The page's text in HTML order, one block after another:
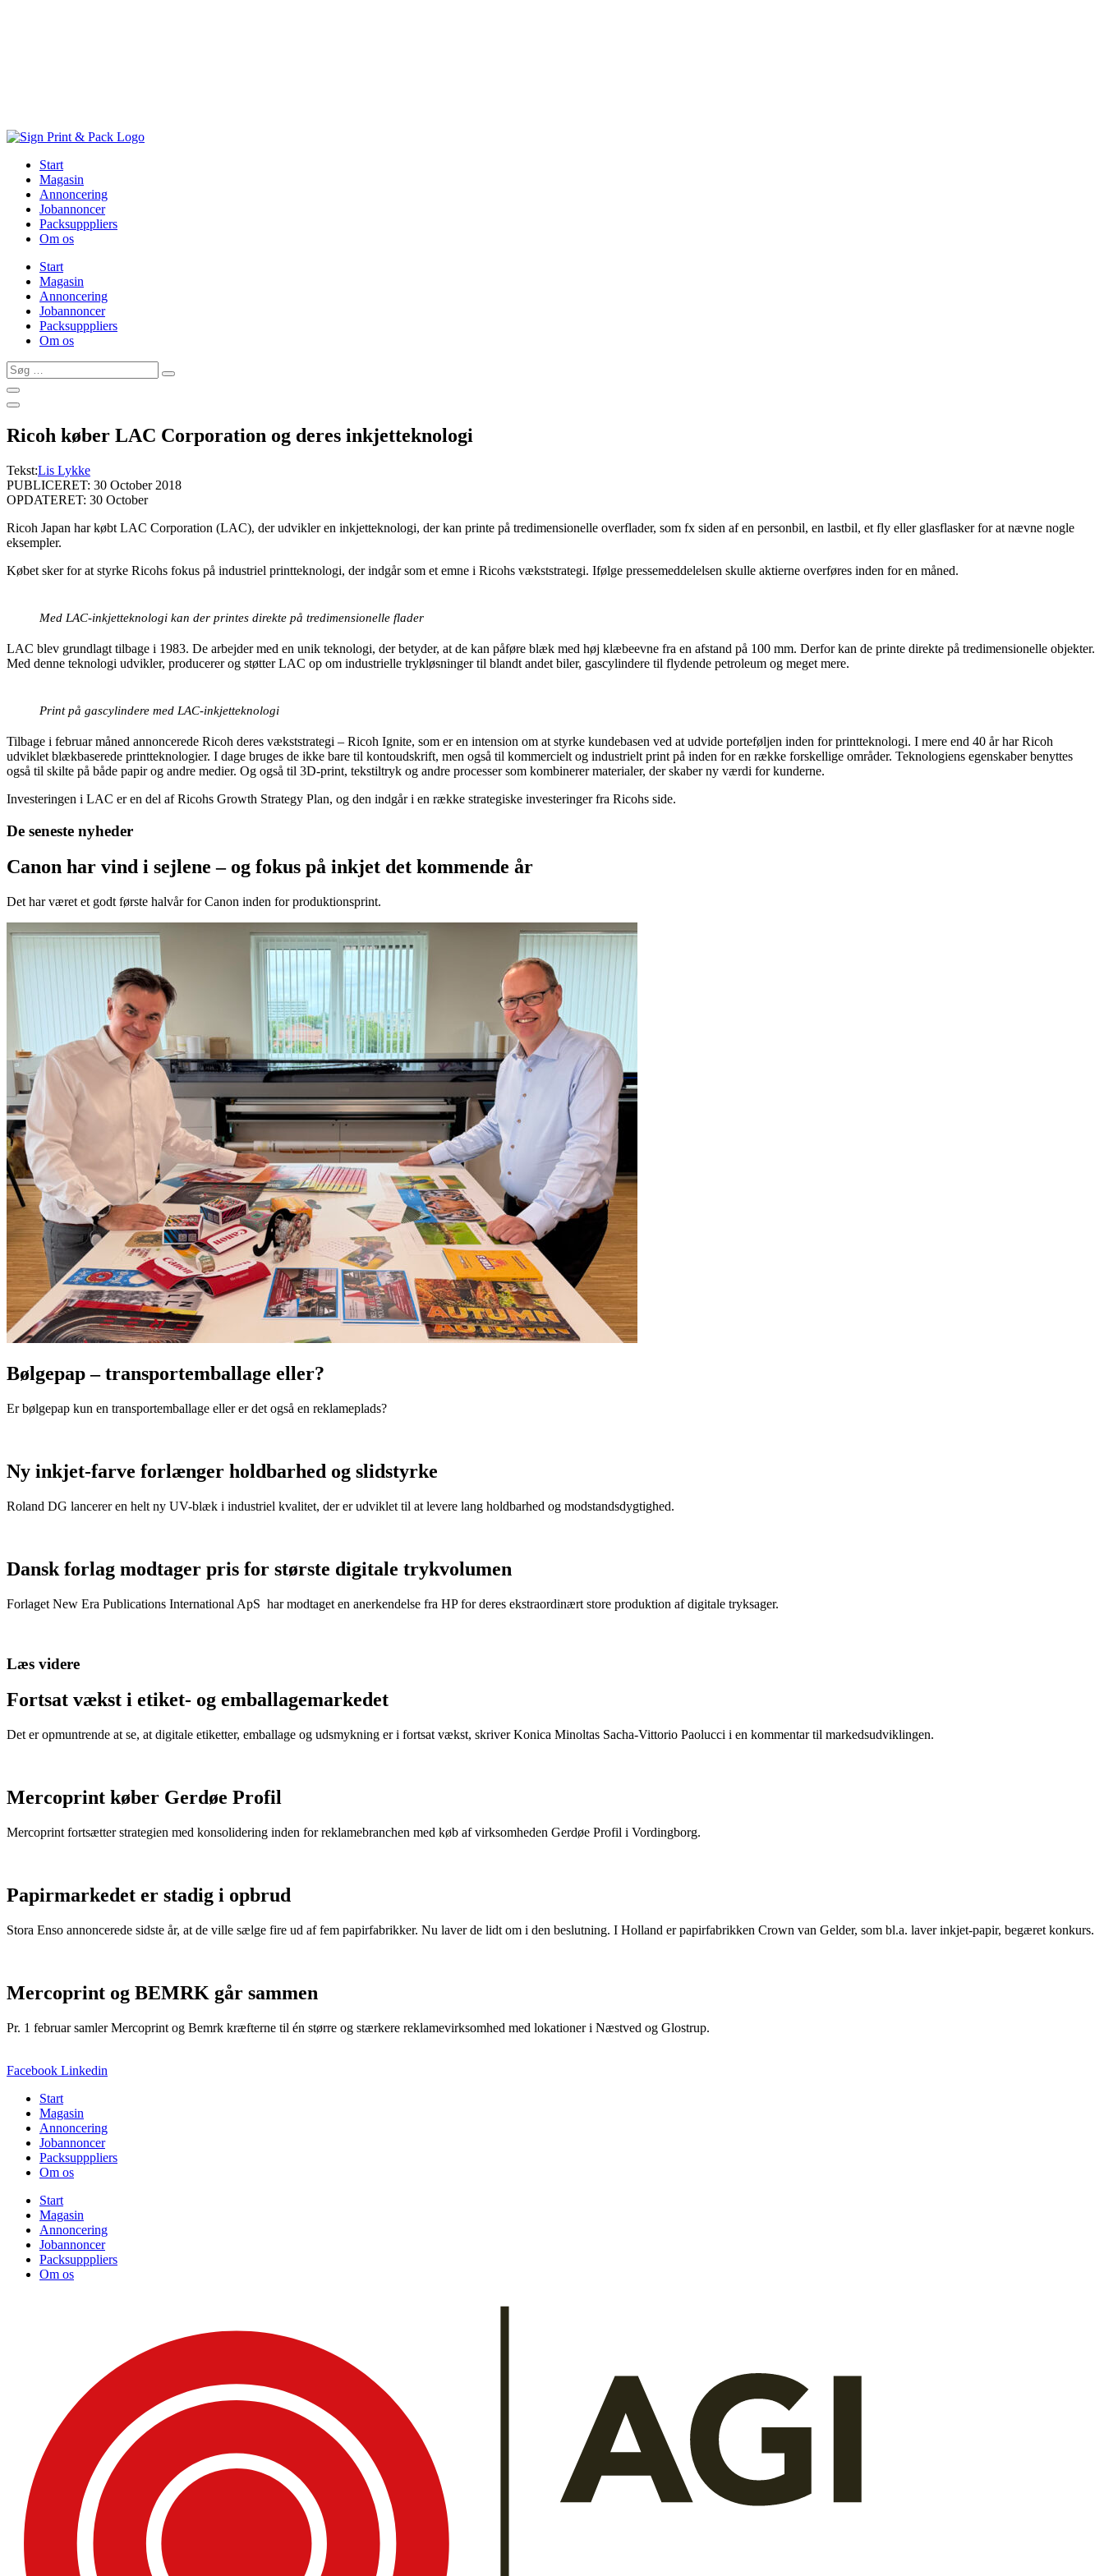
Start
Magasin
Annoncering
Jobannoncer
Packsupppliers
Om os
Start
Magasin
Annoncering
Jobannoncer
Packsupppliers
Om os
Søg
…
Ricoh køber LAC Corporation og deres inkjetteknologi
Tekst:Lis Lykke
PUBLICERET: 30 October 2018
OPDATERET: 30 October
Ricoh Japan har købt LAC Corporation (LAC), der udvikler en inkjetteknologi, der kan printe på tredimensionelle overflader, som fx siden af en personbil, en lastbil, et fly eller glasflasker for at nævne nogle
eksempler.
Købet sker for at styrke Ricohs fokus på industriel printteknologi, der indgår som et emne i Ricohs vækststrategi. Ifølge pressemeddelelsen skulle aktierne overføres inden for en måned.
Med LAC-inkjetteknologi kan der printes direkte på tredimensionelle flader
LAC blev grundlagt tilbage i 1983. De arbejder med en unik teknologi, der betyder, at de kan påføre blæk med høj klæbeevne fra en afstand på 100 mm. Derfor kan de printe direkte på tredimensionelle objekter.
Med denne teknologi udvikler, producerer og støtter LAC op om industrielle trykløsninger til blandt andet biler, gascylindere til flydende petroleum og meget mere.
Print på gascylindere med LAC-inkjetteknologi
Tilbage i februar måned annoncerede Ricoh deres vækststrategi – Ricoh Ignite, som er en intension om at styrke kundebasen ved at udvide porteføljen inden for printteknologi. I mere end 40 år har Ricoh
udviklet blækbaserede printteknologier. I dage bruges de ikke bare til kontoudskrift, men også til kommercielt og industrielt print på inden for en række forskellige områder. Teknologiens egenskaber benyttes
også til skilte på både papir og andre medier. Og også til 3D-print, tekstiltryk og andre processer som kombinerer materialer, der skaber ny værdi for kunderne.
Investeringen i LAC er en del af Ricohs Growth Strategy Plan, og den indgår i en række strategiske investeringer fra Ricohs side.
De seneste nyheder
Canon har vind i sejlene – og fokus på inkjet det kommende år
Det har været et godt første halvår for Canon inden for produktionsprint.
Bølgepap – transportemballage eller?
Er bølgepap kun en transportemballage eller er det også en reklameplads?
Ny inkjet-farve forlænger holdbarhed og slidstyrke
Roland DG lancerer en helt ny UV-blæk i industriel kvalitet, der er udviklet til at levere lang holdbarhed og modstandsdygtighed.
Dansk forlag modtager pris for største digitale trykvolumen
Forlaget New Era Publications International ApS har modtaget en anerkendelse fra HP for deres ekstraordinært store produktion af digitale tryksager.
Læs videre
Fortsat vækst i etiket- og emballagemarkedet
Det er opmuntrende at se, at digitale etiketter, emballage og udsmykning er i fortsat vækst, skriver Konica Minoltas Sacha-Vittorio Paolucci i en kommentar til markedsudviklingen.
Mercoprint køber Gerdøe Profil
Mercoprint fortsætter strategien med konsolidering inden for reklamebranchen med køb af virksomheden Gerdøe Profil i Vordingborg.
Papirmarkedet er stadig i opbrud
Stora Enso annoncerede sidste år, at de ville sælge fire ud af fem papirfabrikker. Nu laver de lidt om i den beslutning. I Holland er papirfabrikken Crown van Gelder, som bl.a. laver inkjet-papir, begæret konkurs.
Mercoprint og BEMRK går sammen
Pr. 1 februar samler Mercoprint og Bemrk kræfterne til én større og stærkere reklamevirksomhed med lokationer i Næstved og Glostrup.
Facebook Linkedin
Start
Magasin
Annoncering
Jobannoncer
Packsupppliers
Om os
Start
Magasin
Annoncering
Jobannoncer
Packsupppliers
Om os